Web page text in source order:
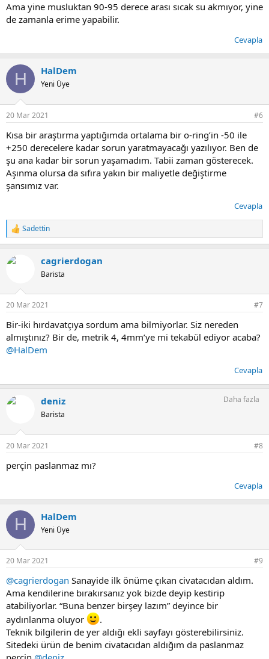
Ama yine musluktan 90-95 derece arası sıcak su akmıyor, yine
de zamanla erime yapabilir.
Cevapla
H HalDem
Yeni Üye
20 Mar 2021 #6
Kısa bir araştırma yaptığımda ortalama bir o-ring’in -50 ile
+250 derecelere kadar sorun yaratmayacağı yazılıyor. Ben de
şu ana kadar bir sorun yaşamadım. Tabii zaman gösterecek.
Aşınma olursa da sıfıra yakın bir maliyetle değiştirme
şansımız var.
Cevapla
T
e
k
:
Sadettin
cagrierdogan
Barista
20 Mar 2021 #7
Bir-iki hırdavatçıya sordum ama bilmiyorlar. Siz nereden
almıştınız? Bir de, metrik 4, 4mm’ye mi tekabül ediyor acaba?
@HalDem
Cevapla
deniz
Barista
Daha fazla
20 Mar 2021 #8
perçin paslanmaz mı?
Cevapla
H HalDem
Yeni Üye
20 Mar 2021 #9
@cagrierdogan Sanayide ilk önüme çıkan civatacıdan aldım.
Ama kendilerine bırakırsanız yok bizde deyip kestirip
atabiliyorlar. “Buna benzer birşey lazım” deyince bir
aydınlanma oluyor
.
Teknik bilgilerin de yer aldığı ekli sayfayı gösterebilirsiniz.
Sitedeki ürün de benim civatacıdan aldığım da paslanmaz